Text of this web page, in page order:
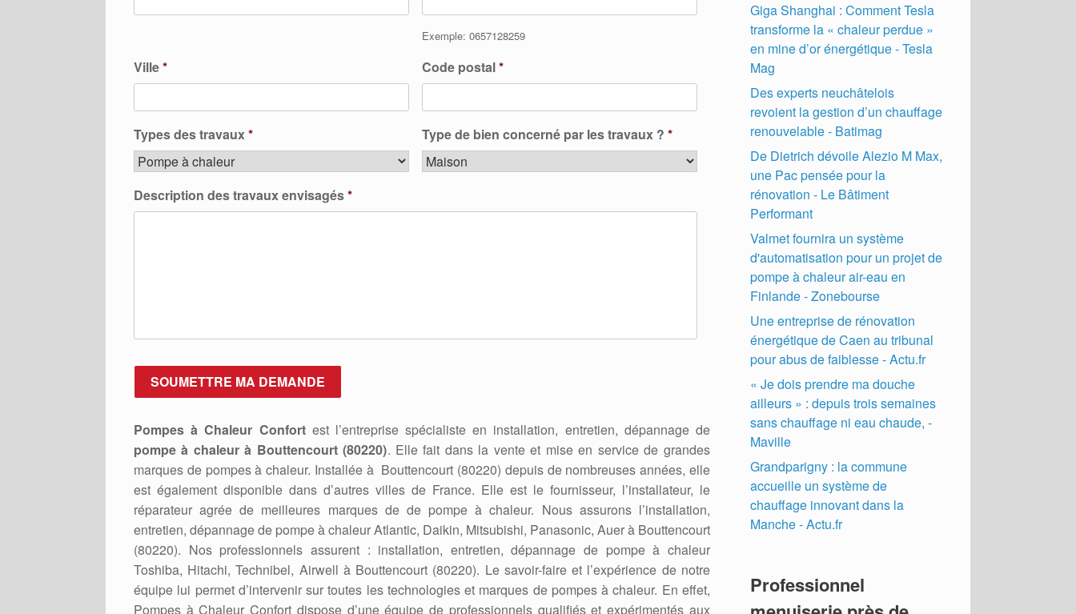
Exemple: 0657128259
Ville* Code postal*
Types des travaux* Type de bien concerné par les travaux ? *
Description des travaux envisagés*
Pompes à Chaleur Confortest l’entreprise spécialiste en installation, entretien, dépannage de
pompe à chaleur à Bouttencourt (80220). Elle fait dans la vente et mise en service de grandes
marques de pompes à chaleur. Installée à Bouttencourt (80220) depuis de nombreuses années, elle
est également disponible dans d’autres villes de France. Elle est le fournisseur, l’installateur, le
réparateur agrée de meilleures marques de de pompe à chaleur. Nous assurons l’installation,
entretien, dépannage de pompe à chaleur Atlantic, Daikin, Mitsubishi, Panasonic, Auer à Bouttencourt
(80220). Nos professionnels assurent : installation, entretien, dépannage de pompe à chaleur
Toshiba, Hitachi, Technibel, Airwell à Bouttencourt (80220). Le savoir-faire et l’expérience de notre
équipe lui permet d’intervenir sur toutes les technologies et marques de pompes à chaleur. En effet,
Pompes à Chaleur Confort dispose d’une équipe de professionnels qualifiés et expérimentés aux
Giga Shanghai : Comment Tesla
transforme la « chaleur perdue »
en mine d’or énergétique - Tesla
Mag
Des experts neuchâtelois
revoient la gestion d’un chauffage
renouvelable - Batimag
De Dietrich dévoile Alezio M Max,
une Pac pensée pour la
rénovation - Le Bâtiment
Performant
Valmet fournira un système
d'automatisation pour un projet de
pompe à chaleur air-eau en
Finlande - Zonebourse
Une entreprise de rénovation
énergétique de Caen au tribunal
pour abus de faiblesse - Actu.fr
« Je dois prendre ma douche
ailleurs » : depuis trois semaines
sans chauffage ni eau chaude, -
Maville
Grandparigny : la commune
accueille un système de
chauffage innovant dans la
Manche - Actu.fr
Professionnel